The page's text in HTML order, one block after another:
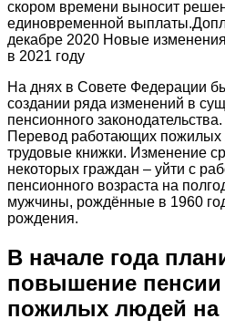
скором времени выносит
единовременной
декабре 2020 Новые
в 2021 году
На днях в Совете Федерации
создании ряда изменений в
пенсионного
Перевод работающих пожилых
трудовые книжки. Изменение
некоторых граждан – уйти с
пенсионного возраста на
мужчины, рождённые в 1960
рождения.
В начале года
повышение
пожилых людей на